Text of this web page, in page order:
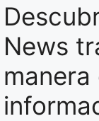
News